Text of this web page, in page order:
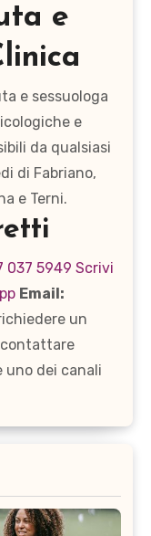
e
e sessuologa
e
da qualsiasi
di Fabriano,
e Terni.
037 5949 Scrivi
Email:
un
contattare
dei canali